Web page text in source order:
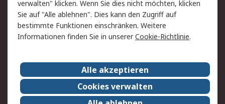
Copyright/Impressum
Über RS
Karriere bei RS
Nachhaltigkeit
Qualität/Umwelt/ZertifikatePresse-Center
Event-Center
verwalten" klicken. Wenn Sie dies nicht möchten, klicken
Sie auf "Alle ablehnen". Dies kann den Zugriff auf
bestimmte Funktionen einschränken. Weitere
Informationen finden Sie in unsererCookie-Richtlinie.
Alle akzeptieren
Cookies verwalten